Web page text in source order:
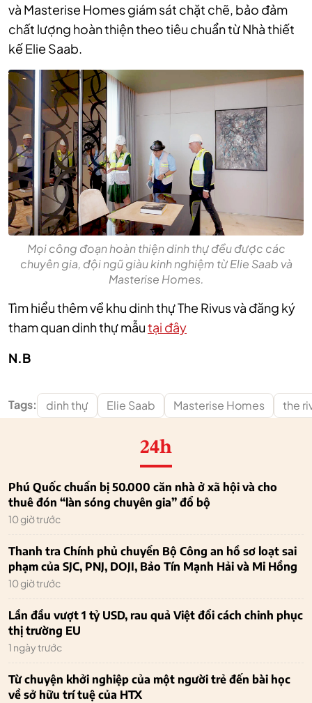
và Masterise Homes giám sát chặt chẽ, bảo đảm
chất lượng hoàn thiện theo tiêu chuẩn từ Nhà thiết
kế Elie Saab.
Mọi công đoạn hoàn thiện dinh thự đều được các
chuyên gia, đội ngũ giàu kinh nghiệm từ Elie Saab và
Masterise Homes.
Tìm hiểu thêm về khu dinh thự The Rivus và đăng ký
tham quan dinh thự mẫutại đây
N.B
Tags: dinh thự Elie Saab Masterise Homes the
24h
Phú Quốc chuẩn bị 50.000 căn nhà ở xã hội và cho
thuê đón “làn sóng chuyên gia” đổ bộ
10 giờ trước
Thanh tra Chính phủ chuyển Bộ Công an hồ sơ loạt sai
phạm của SJC, PNJ, DOJI, Bảo Tín Mạnh Hải và Mi Hồng
10 giờ trước
Lần đầu vượt 1 tỷ USD, rau quả Việt đổi cách chinh phục
thị trường EU
1 ngày trước
Từ chuyện khởi nghiệp của một người trẻ đến bài học
về sở hữu trí tuệ của HTX